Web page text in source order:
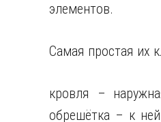
элементов.
Самая простая их
кровля –
обрешётка – к